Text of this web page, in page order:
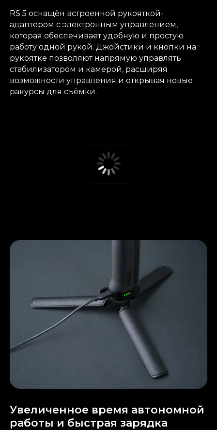
RS 5 оснащён встроенной рукояткой-
адаптером с электронным управлением,
которая обеспечивает удобную и простую
работу одной рукой. Джойстики и кнопки на
рукоятке позволяют напрямую управлять
стабилизатором и камерой, расширяя
возможности управления и открывая новые
ракурсы для съёмки.
Увеличенное время автономной
работы и быстрая зарядка